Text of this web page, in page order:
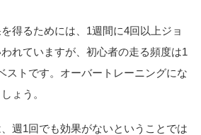
得るためには、1週間に4回以上ジョ
れていますが、初心者の走る頻度は1
ストです。オーバートレーニングにな
ょう。
週1回でも効果がないということでは